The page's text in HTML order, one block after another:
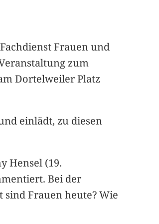
Frauen und
zum
Dortelweiler Platz
einlädt, zu diesen
Hensel (19.
Bei der
Frauen heute? Wie